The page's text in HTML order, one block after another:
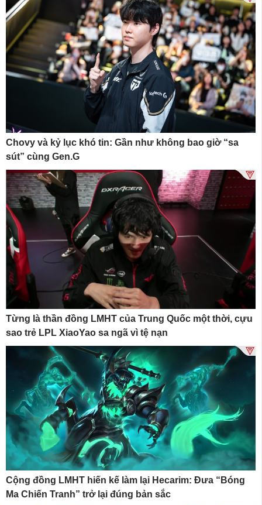
Chovy và kỷ lục khó tin: Gần như không bao giờ “sa
sút” cùng Gen.G
Từng là thần đồng LMHT của Trung Quốc một thời, cựu
sao trẻ LPL XiaoYao sa ngã vì tệ nạn
Cộng đồng LMHT hiến kế làm lại Hecarim: Đưa “Bóng
Ma Chiến Tranh” trở lại đúng bản sắc